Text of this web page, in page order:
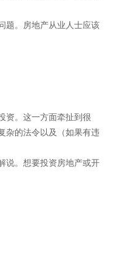
题。房地产从业人士应该
资。这一方面牵扯到很
杂的法令以及（如果有违
说。想要投资房地产或开